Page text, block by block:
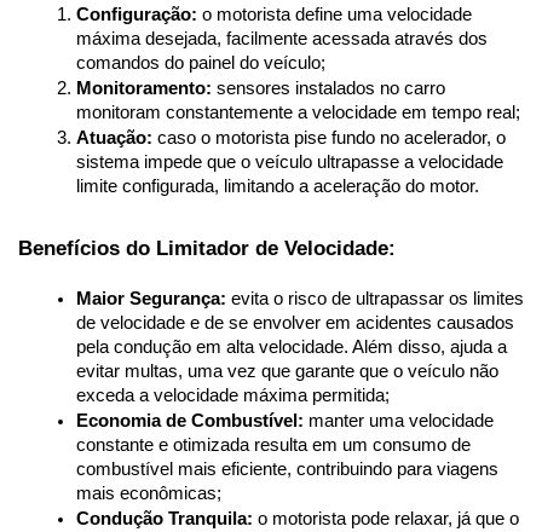
Configuração: o motorista define uma velocidade
máxima desejada, facilmente acessada através dos
comandos do painel do veículo;
Monitoramento: sensores instalados no carro
monitoram constantemente a velocidade em tempo real;
Atuação: caso o motorista pise fundo no acelerador, o
sistema impede que o veículo ultrapasse a velocidade
limite configurada, limitando a aceleração do motor.
Benefícios do Limitador de Velocidade:
Maior Segurança: evita o risco de ultrapassar os limites
de velocidade e de se envolver em acidentes causados
pela condução em alta velocidade. Além disso, ajuda a
evitar multas, uma vez que garante que o veículo não
exceda a velocidade máxima permitida;
Economia de Combustível: manter uma velocidade
constante e otimizada resulta em um consumo de
combustível mais eficiente, contribuindo para viagens
mais econômicas;
Condução Tranquila: o motorista pode relaxar, já que o